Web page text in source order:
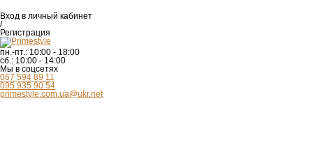
Вход в личный кабинет
/
Регистрация
пн.-пт.: 10:00 - 18:00
сб.: 10:00 - 14:00
Мы в соцсетях
067 594 89 11
095 935 90 54
primestyle.com.ua@ukr.net